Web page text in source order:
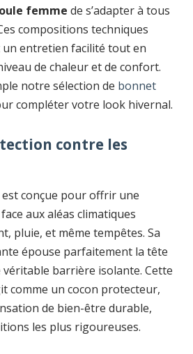
femme de s’adapter à tous
compositions techniques
entretien facilité tout en
de chaleur et de confort.
notre sélection de bonnet
compléter votre look hivernal.
contre les
est conçue pour offrir une
aux aléas climatiques
pluie, et même tempêtes. Sa
épouse parfaitement la tête
barrière isolante. Cette
comme un cocon protecteur,
de bien-être durable,
les plus rigoureuses.